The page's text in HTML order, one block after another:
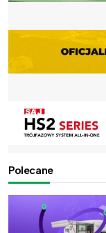
Polecane